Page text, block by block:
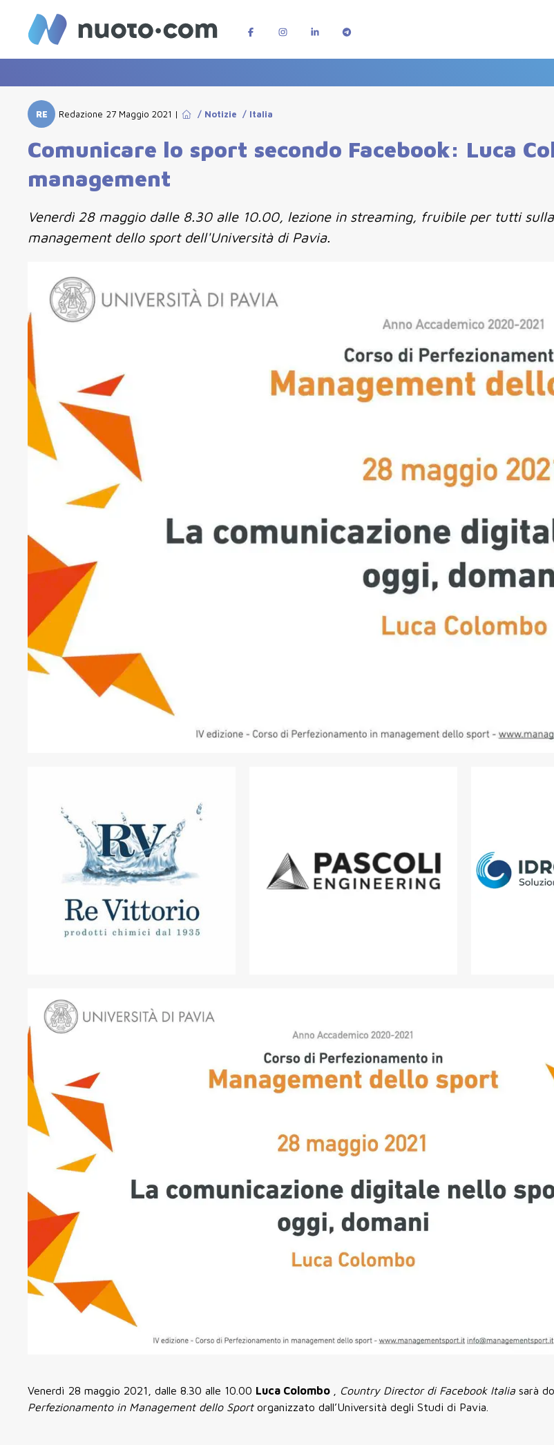
RE Redazione 27 Maggio 2021 | / Notizie / Italia
Comunicare lo sport secondo Facebook: Luca
management
Venerdì 28 maggio dalle 8.30 alle 10.00, lezione in streaming, fruibile per tutti
management dello sport dell'Università di Pavia.
Venerdì 28 maggio 2021, dalle 8.30 alle 10.00 Luca Colombo Country Director di Facebook Italia sarà
Perfezionamento in Management dello Sport organizzato dall’Università degli Studi di Pavia.